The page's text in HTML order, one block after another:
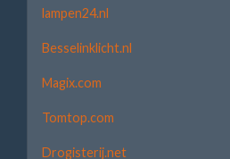
lampen24.nl
Besselinklicht.nl
Magix.com
Tomtop.com
Drogisterij.net